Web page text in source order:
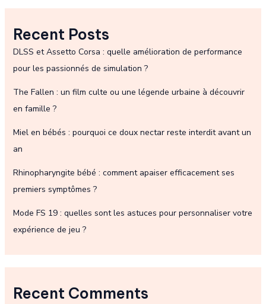
Recent Posts
DLSS et Assetto Corsa : quelle amélioration de performance
pour les passionnés de simulation ?
The Fallen : un film culte ou une légende urbaine à découvrir
en famille ?
Miel en bébés : pourquoi ce doux nectar reste interdit avant un
an
Rhinopharyngite bébé : comment apaiser efficacement ses
premiers symptômes ?
Mode FS 19 : quelles sont les astuces pour personnaliser votre
expérience de jeu ?
Recent Comments